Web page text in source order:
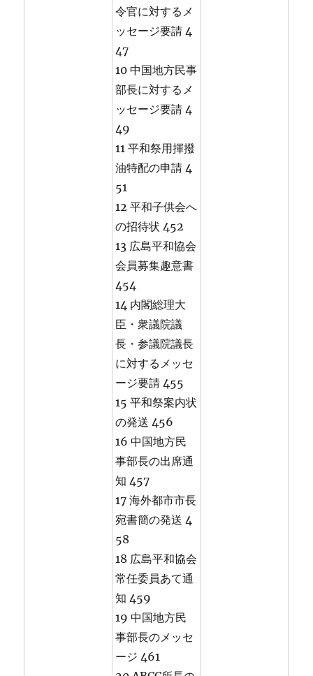
令官に対するメ
ッセージ要請 4
47
10 中国地方民事
部長に対するメ
ッセージ要請 4
49
11 平和祭用揮撥
油特配の申請 4
51
12 平和子供会へ
の招待状 452
13 広島平和協会
会員募集趣意書
454
14 内閣総理大
臣・衆議院議
長・参議院議長
に対するメッセ
ージ要請 455
15 平和祭案内状
の発送 456
16 中国地方民
事部長の出席通
知 457
17 海外都市市長
宛書簡の発送 4
58
18 広島平和協会
常任委員あて通
知 459
19 中国地方民
事部長のメッセ
ージ 461